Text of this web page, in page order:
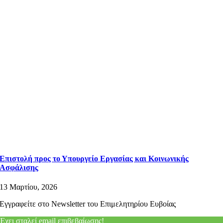
Επιστολή προς το Υπουργείο Εργασίας και Κοινωνικής
Ασφάλισης
13 Μαρτίου, 2026
Εγγραφείτε στο Newsletter του Επιμελητηρίου Ευβοίας
Έχει σταλεί email επιβεβαίωσης!